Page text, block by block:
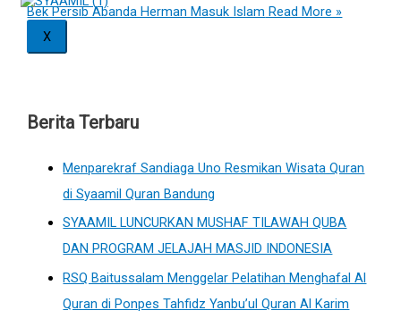
X
Bek Persib Abanda Herman Masuk Islam Read More »
Berita Terbaru
Menparekraf Sandiaga Uno Resmikan Wisata Quran
di Syaamil Quran Bandung
SYAAMIL LUNCURKAN MUSHAF TILAWAH QUBA
DAN PROGRAM JELAJAH MASJID INDONESIA
RSQ Baitussalam Menggelar Pelatihan Menghafal Al
Quran di Ponpes Tahfidz Yanbu’ul Quran Al Karim